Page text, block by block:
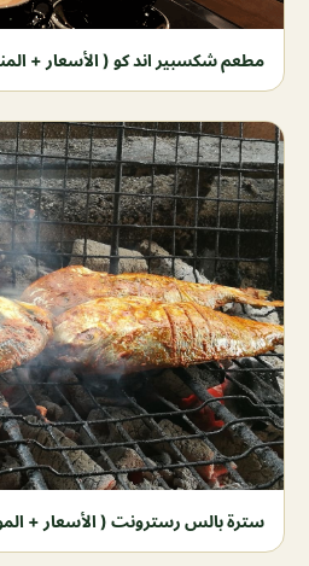
مطعم شكسبير اند كو ( الأسعار +
سترة بالس رسترونت ( الأسعار +